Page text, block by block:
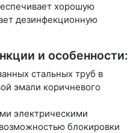
хорошую
дезинфекционную
и особенности:
стальных труб в
эмали коричневого
электрическими
блокировки